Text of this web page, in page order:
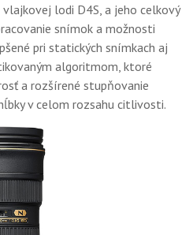
vlajkovej lodi D4S, a jeho celkový
snímok a možnosti
pri statických snímkach aj
algoritmom, ktoré
a rozšírené stupňovanie
v celom rozsahu citlivosti.